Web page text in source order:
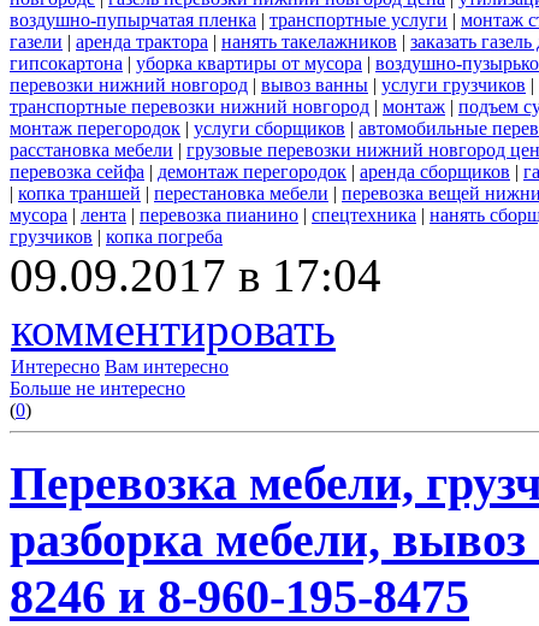
воздушно-пупырчатая пленка | транспортные услуги | монтаж
газели | аренда трактора | нанять такелажников | заказать
гипсокартона | уборка квартиры от мусора | воздушно-
перевозки нижний новгород | вывоз ванны | услуги грузчиков |
транспортные перевозки нижний новгород | монтаж | подъем
монтаж перегородок | услуги сборщиков | автомобильные
расстановка мебели | грузовые перевозки нижний новгород
перевозка сейфа | демонтаж перегородок | аренда сборщиков |
| копка траншей | перестановка мебели | перевозка вещей
мусора | лента | перевозка пианино | спецтехника | нанять
грузчиков | копка погреба
09.09.2017 в 17:04
комментировать
Интересно Вам интересно
Больше не интересно
(0)
Перевозка мебели,
разборка мебели,
8246 и 8-960-195-8475